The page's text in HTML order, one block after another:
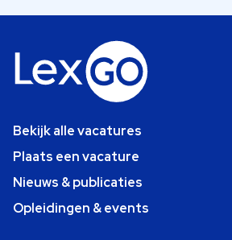
Bekijk alle vacatures
Plaats een vacature
Nieuws & publicaties
Opleidingen & events